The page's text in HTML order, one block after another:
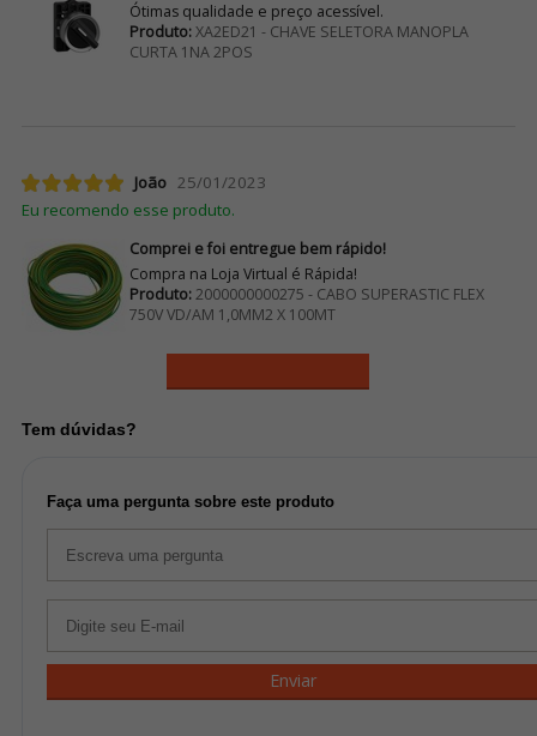
Ótimas qualidade e preço acessível.
Produto:XA2ED21 - CHAVE SELETORA MANOPLA
CURTA 1NA 2POS
João 25/01/2023
Eu recomendo esse produto.
Comprei e foi entregue bem rápido!
Compra na Loja Virtual é Rápida!
Produto:2000000000275 - CABO SUPERASTIC FLEX
750V VD/AM 1,0MM2 X 100MT
Tem dúvidas?
Faça uma pergunta sobre este produto
Enviar